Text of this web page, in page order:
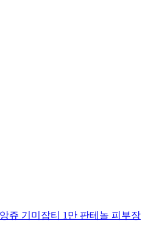
쥬 기미잡티 1만 판테놀 피부장